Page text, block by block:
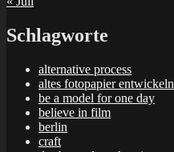
Schlagworte
alternative process
altes fotopapier entwickeln
be a model for one day
believe in film
berlin
craft